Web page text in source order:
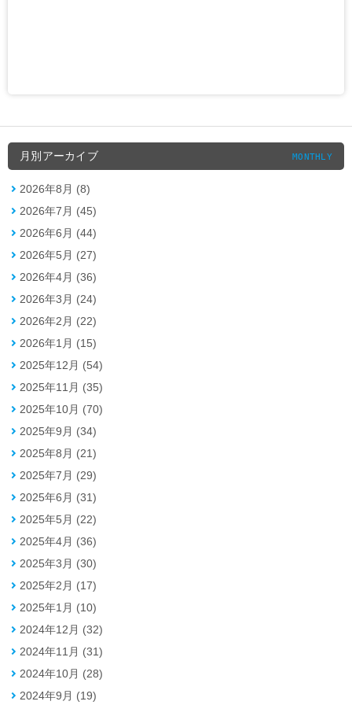
月別アーカイブ MONTHLY
2026年8月 (8)
2026年7月 (45)
2026年6月 (44)
2026年5月 (27)
2026年4月 (36)
2026年3月 (24)
2026年2月 (22)
2026年1月 (15)
2025年12月 (54)
2025年11月 (35)
2025年10月 (70)
2025年9月 (34)
2025年8月 (21)
2025年7月 (29)
2025年6月 (31)
2025年5月 (22)
2025年4月 (36)
2025年3月 (30)
2025年2月 (17)
2025年1月 (10)
2024年12月 (32)
2024年11月 (31)
2024年10月 (28)
2024年9月 (19)